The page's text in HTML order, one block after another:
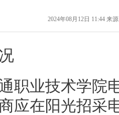
2024年08月12日 11:44 来
职业技术学院
应在阳光招采